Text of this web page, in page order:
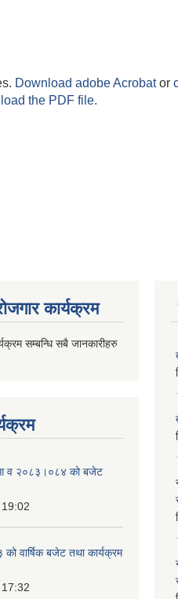
Download adobe Acrobator
the PDF file.
कार्यक्रम
सम्बन्धि सबै जानकारीहरु
आ व २०८३।०८४ को बजेट
वार्षिक बजेट तथा कार्यक्रम